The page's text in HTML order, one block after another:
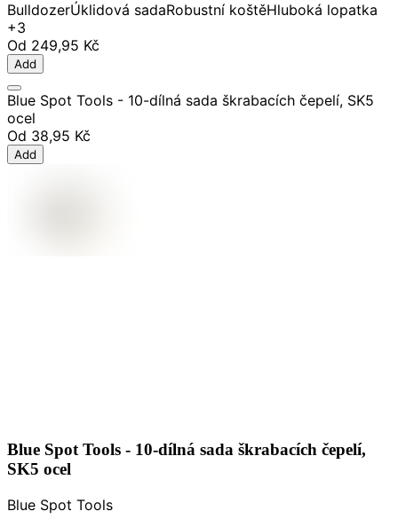
BulldozerÚklidová sadaRobustní koštěHluboká lopatka
+3
Od 249,95 Kč
Add
Blue Spot Tools - 10-dílná sada škrabacích čepelí, SK5
ocel
Od 38,95 Kč
Add
Blue Spot Tools - 10-dílná sada škrabacích čepelí,
SK5 ocel
Blue Spot Tools